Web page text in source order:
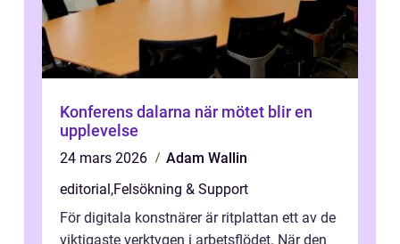
Konferens dalarna när mötet blir en
upplevelse
24 mars 2026
Adam Wallin
editorial,Felsökning & Support
För digitala konstnärer är ritplattan ett av de
viktigaste verktygen i arbetsflödet. När den